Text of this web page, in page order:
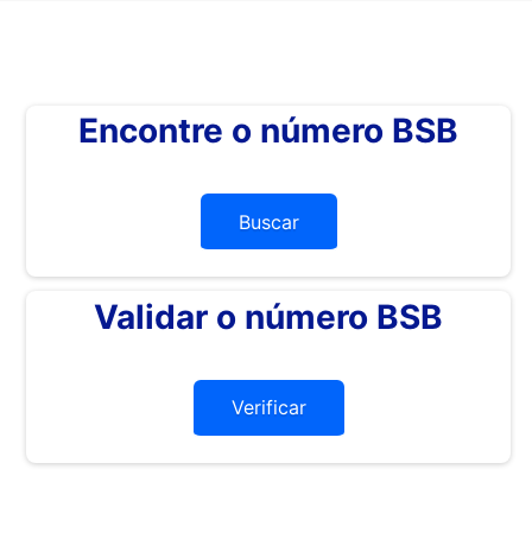
Encontre o número BSB
Buscar
Validar o número BSB
Verificar